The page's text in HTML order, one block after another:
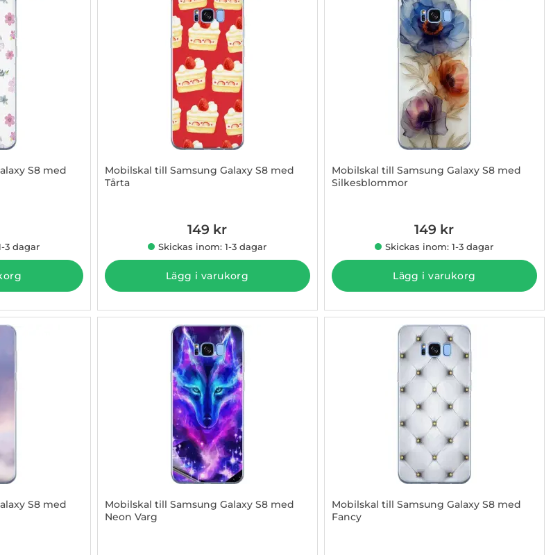
S8 med
3 dagar
Mobilskal till Samsung Galaxy S8 med
Tårta
149 kr
Skickas inom: 1-3 dagar
Lägg i varukorg
Mobilskal till Samsung Galaxy S8 med
Silkesblommor
149 kr
Skickas inom: 1-3 dagar
Lägg i varukorg
S8 med
Mobilskal till Samsung Galaxy S8 med
Neon Varg
Mobilskal till Samsung Galaxy S8 med
Fancy